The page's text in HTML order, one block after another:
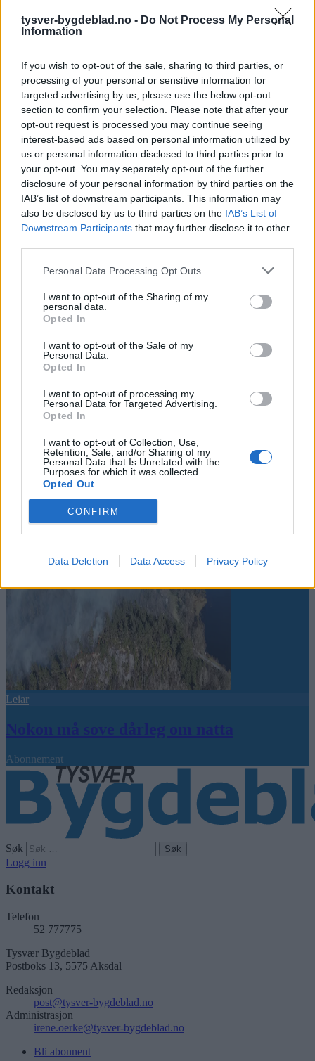
tysver-bygdeblad.no - Do Not Process My Personal
Information
If you wish to opt-out of the sale, sharing to third parties, or
processing of your personal or sensitive information for
targeted advertising by us, please use the below opt-out
section to confirm your selection. Please note that after your
opt-out request is processed you may continue seeing
interest-based ads based on personal information utilized by
us or personal information disclosed to third parties prior to
your opt-out. You may separately opt-out of the further
disclosure of your personal information by third parties on the
IAB’s list of downstream participants. This information may
also be disclosed by us to third parties on the IAB’s List of
Downstream Participants that may further disclose it to other
Personal Data Processing Opt Outs
I want to opt-out of the Sharing of my
personal data.
Opted In
I want to opt-out of the Sale of my
Personal Data.
Opted In
I want to opt-out of processing my
Personal Data for Targeted Advertising.
Opted In
I want to opt-out of Collection, Use,
Retention, Sale, and/or Sharing of my
Personal Data that Is Unrelated with the
Purposes for which it was collected.
Opted Out
CONFIRM
Data Deletion Data Access Privacy Policy
Sommerpraten
– Finner roen på hytta
Abonnement
Sommerpraten
– Jeg liker folk som har det kjekt og
skryter og er fornøyd
Abonnement
Leiar
Nokon må sove dårleg om natta
Abonnement
Søk
Logg inn
Kontakt
Telefon
52 777775
Tysvær Bygdeblad
Postboks 13, 5575 Aksdal
Redaksjon
post@tysver-bygdeblad.no
Administrasjon
irene.oerke@tysver-bygdeblad.no
Bli abonnent